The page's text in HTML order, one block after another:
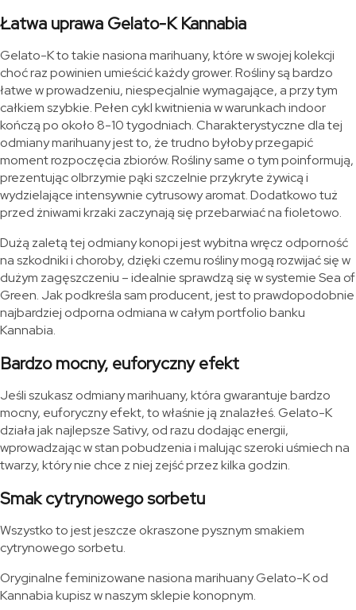
Łatwa uprawa Gelato-K Kannabia
Gelato-K to takie nasiona marihuany, które w swojej kolekcji
choć raz powinien umieścić każdy grower. Rośliny są bardzo
łatwe w prowadzeniu, niespecjalnie wymagające, a przy tym
całkiem szybkie. Pełen cykl kwitnienia w warunkach indoor
kończą po około 8-10 tygodniach. Charakterystyczne dla tej
odmiany marihuany jest to, że trudno byłoby przegapić
moment rozpoczęcia zbiorów. Rośliny same o tym poinformują,
prezentując olbrzymie pąki szczelnie przykryte żywicą i
wydzielające intensywnie cytrusowy aromat. Dodatkowo tuż
przed żniwami krzaki zaczynają się przebarwiać na fioletowo.
Dużą zaletą tej odmiany konopi jest wybitna wręcz odporność
na szkodniki i choroby, dzięki czemu rośliny mogą rozwijać się w
dużym zagęszczeniu – idealnie sprawdzą się w systemie Sea of
Green. Jak podkreśla sam producent, jest to prawdopodobnie
najbardziej odporna odmiana w całym portfolio banku
Kannabia.
Bardzo mocny, euforyczny efekt
Jeśli szukasz odmiany marihuany, która gwarantuje bardzo
mocny, euforyczny efekt, to właśnie ją znalazłeś. Gelato-K
działa jak najlepsze Sativy, od razu dodając energii,
wprowadzając w stan pobudzenia i malując szeroki uśmiech na
twarzy, który nie chce z niej zejść przez kilka godzin.
Smak cytrynowego sorbetu
Wszystko to jest jeszcze okraszone pysznym smakiem
cytrynowego sorbetu.
Oryginalne feminizowane nasiona marihuany Gelato-K od
Kannabia kupisz w naszym sklepie konopnym.